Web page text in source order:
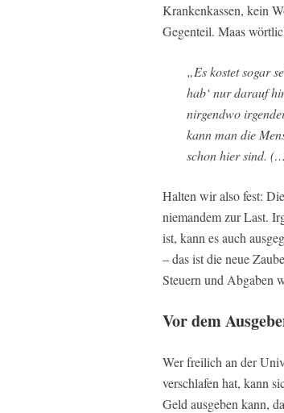
Krankenkassen, kein
Gegenteil. Maas
„Es kostet sogar
hab‘ nur darauf
nirgendwo
kann man die
schon hier sind.
Halten wir also fest:
niemandem zur Last.
ist, kann es auch
– das ist die neue
Steuern und Abgaben
Vor dem
Wer freilich an der
verschlafen hat, kann
Geld ausgeben kann,